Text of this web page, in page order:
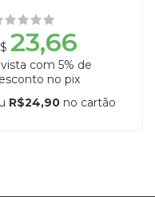
23,66
com 5% de
no pix
R$24,90no cartão